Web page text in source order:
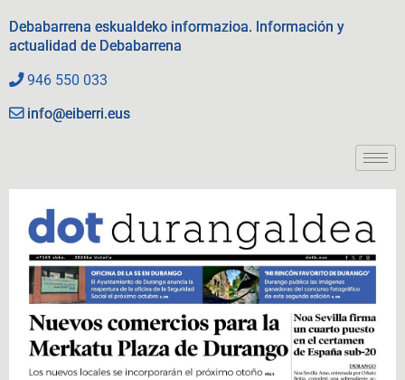
Debabarrena eskualdeko informazioa. Información y
actualidad de Debabarrena
946 550 033
info@eiberri.eus